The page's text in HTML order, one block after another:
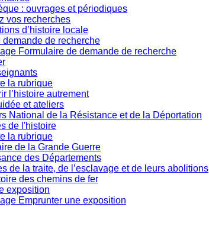
: ouvrages et périodiques
vos recherches
d’histoire locale
demande de recherche
Formulaire de demande de recherche
la rubrique
l’histoire autrement
et ateliers
National de la Résistance et de la Déportation
de l'histoire
la rubrique
de la Grande Guerre
des Départements
de la traite, de l’esclavage et de leurs abolitions
des chemins de fer
exposition
Emprunter une exposition